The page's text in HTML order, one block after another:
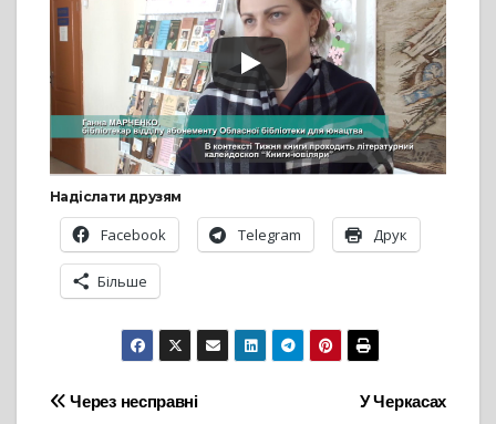
Надіслати друзям
Facebook Telegram Друк
Більше
Навігація
У Черкасах
Через несправні